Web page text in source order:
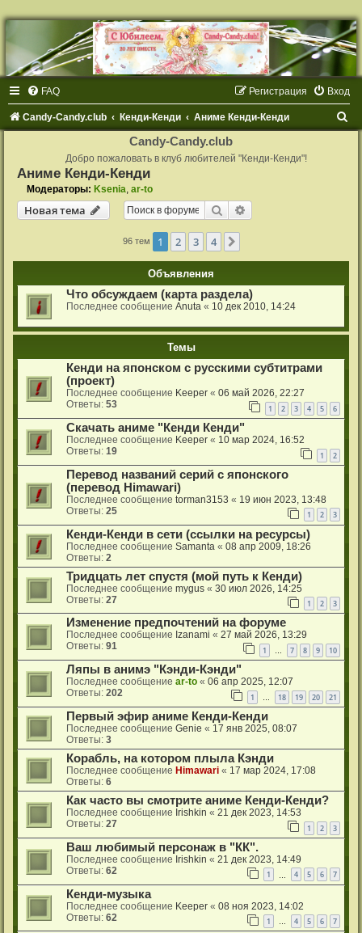
FAQ Вход
Регистрация
Candy-Candy.club Кенди-Кенди Аниме Кенди-Кенди
Candy-Candy.club
Добро пожаловать в клуб любителей "Кенди-Кенди"!
Аниме Кенди-Кенди
Модераторы: Ksenia, ar-to
Новая тема Поиск
96 тем 1 2 3 4
Объявления
Что обсуждаем (карта раздела)
Последнее сообщение Anuta « 10 дек 2010, 14:24
Темы
Кенди на японском с русскими субтитрами
(проект)
Последнее сообщение Keeper « 06 май 2026, 22:27
Ответы: 53 1 2 3 4 5 6
Скачать аниме "Кенди Кенди"
Последнее сообщение Keeper « 10 мар 2024, 16:52
Ответы: 19 1 2
Перевод названий серий с японского
(перевод Himawari)
Последнее сообщение torman3153 « 19 июн 2023, 13:48
Ответы: 25 1 2 3
Кенди-Кенди в сети (ссылки на ресурсы)
Последнее сообщение Samanta « 08 апр 2009, 18:26
Ответы: 2
Тридцать лет спустя (мой путь к Кенди)
Последнее сообщение mygus « 30 июл 2026, 14:25
Ответы: 27 1 2 3
Изменение предпочтений на форуме
Последнее сообщение Izanami « 27 май 2026, 13:29
Ответы: 91 1 … 7 8 9 10
Ляпы в анимэ "Кэнди-Кэнди"
Последнее сообщение ar-to « 06 апр 2025, 12:07
Ответы: 202 1 … 18 19 20 21
Первый эфир аниме Кенди-Кенди
Последнее сообщение Genie « 17 янв 2025, 08:07
Ответы: 3
Корабль, на котором плыла Кэнди
Последнее сообщение Himawari « 17 мар 2024, 17:08
Ответы: 6
Как часто вы смотрите аниме Кенди-Кенди?
Последнее сообщение Irishkin « 21 дек 2023, 14:53
Ответы: 27 1 2 3
Ваш любимый персонаж в "КК".
Последнее сообщение Irishkin « 21 дек 2023, 14:49
Ответы: 62 1 4 5 6 7
Кенди-музыка
Последнее сообщение Keeper « 08 ноя 2023, 14:02
Ответы: 62 1 … 4 5 6 7